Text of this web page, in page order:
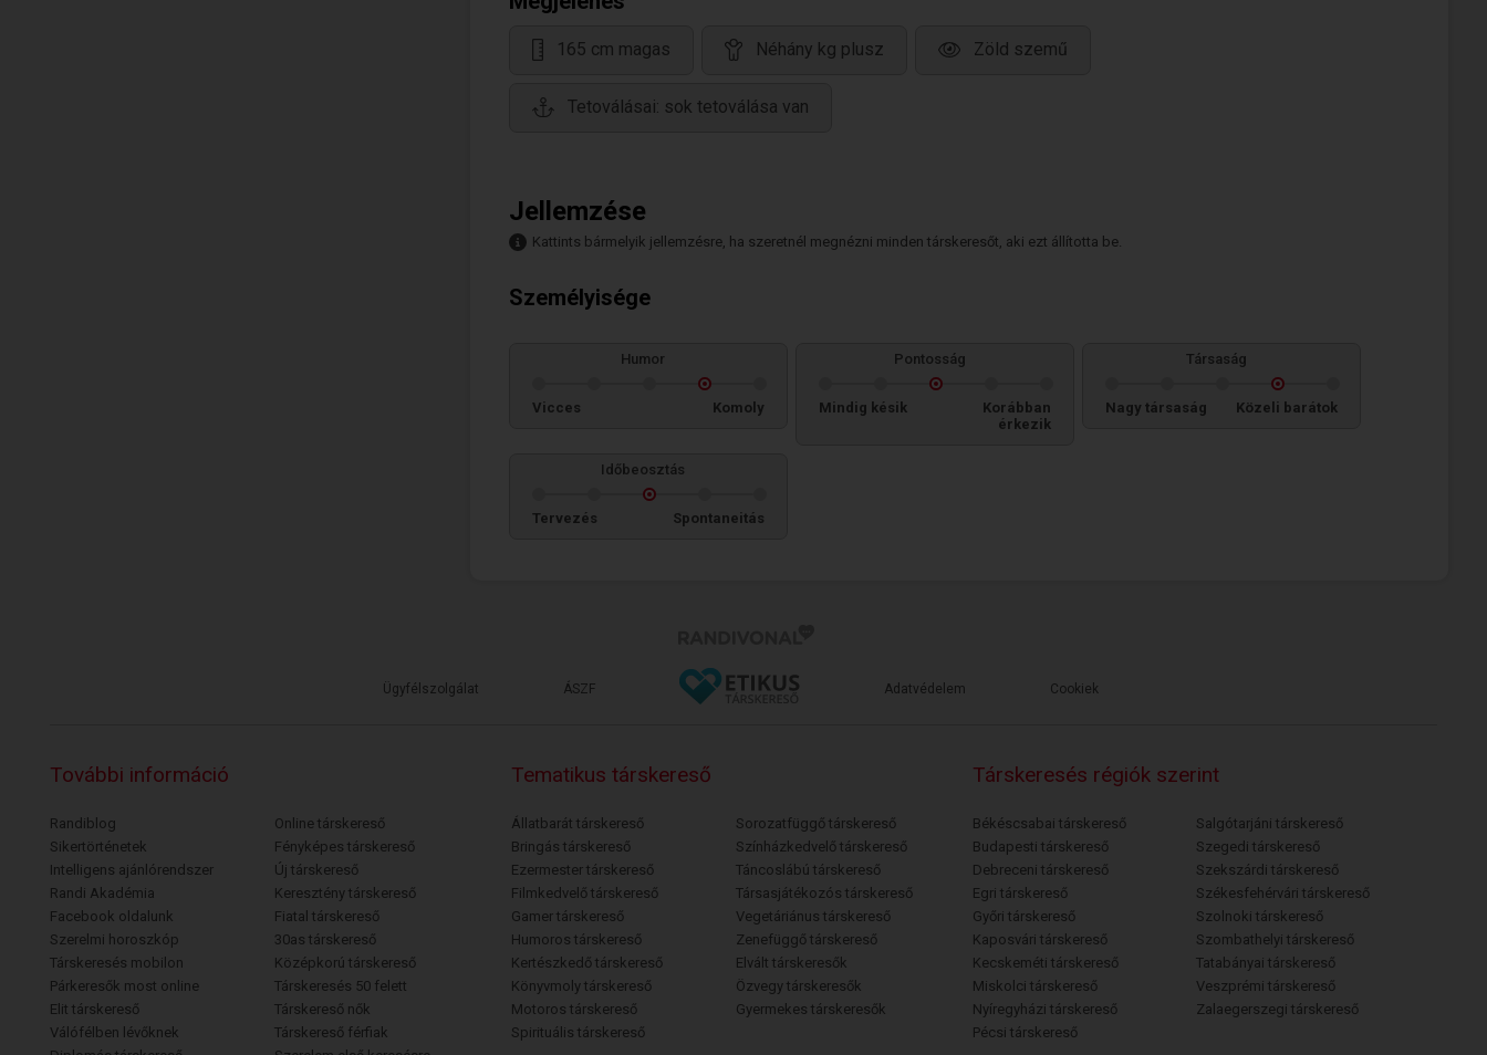
165 cm magas Néhány kg plusz Zöld szemű
Tetoválásai: sok tetoválása van
Jellemzése
Kattints bármelyik jellemzésre, ha szeretnél megnézni minden társkeresőt, aki ezt állította be.
Személyisége
Humor
Vicces Komoly
Pontosság
Mindig késik
Korábban
érkezik
Társaság
Nagy társaság Közeli barátok
Időbeosztás
Tervezés Spontaneitás
Ügyfélszolgálat ÁSZF Adatvédelem Cookiek
További információ
Randiblog
Sikertörténetek
Intelligens ajánlórendszer
Randi Akadémia
Facebook oldalunk
Szerelmi horoszkóp
Társkeresés mobilon
Párkeresők most online
Elit társkereső
Válófélben lévőknek
Online társkereső
Fényképes társkereső
Új társkereső
Keresztény társkereső
Fiatal társkereső
30as társkereső
Középkorú társkereső
Társkeresés 50 felett
Társkereső nők
Társkereső férfiak
Tematikus társkereső
Állatbarát társkereső
Bringás társkereső
Ezermester társkereső
Filmkedvelő társkereső
Gamer társkereső
Humoros társkereső
Kertészkedő társkereső
Könyvmoly társkereső
Motoros társkereső
Spirituális társkereső
Sorozatfüggő társkereső
Színházkedvelő társkereső
Táncoslábú társkereső
Társasjátékozós társkereső
Vegetáriánus társkereső
Zenefüggő társkereső
Elvált társkeresők
Özvegy társkeresők
Gyermekes társkeresők
Társkeresés régiók szerint
Békéscsabai társkereső
Budapesti társkereső
Debreceni társkereső
Egri társkereső
Győri társkereső
Kaposvári társkereső
Kecskeméti társkereső
Miskolci társkereső
Nyíregyházi társkereső
Pécsi társkereső
Salgótarjáni társkereső
Szegedi társkereső
Szekszárdi társkereső
Székesfehérvári társkereső
Szolnoki társkereső
Szombathelyi társkereső
Tatabányai társkereső
Veszprémi társkereső
Zalaegerszegi társkereső